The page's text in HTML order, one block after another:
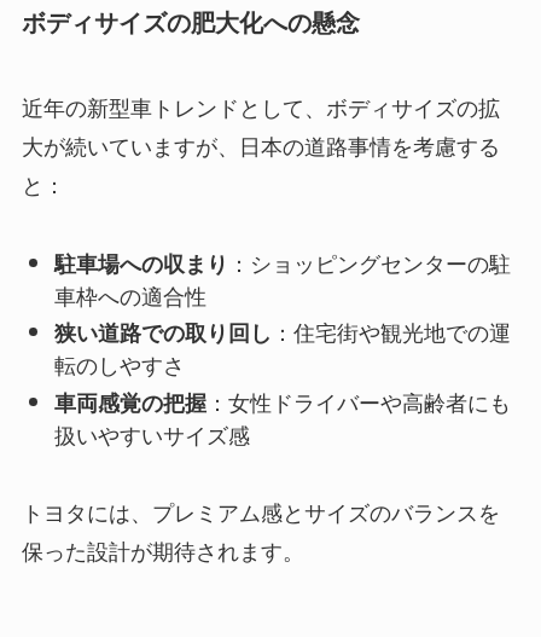
ボディサイズの肥大化への懸念
近年の新型車トレンドとして、ボディサイズの拡
大が続いていますが、日本の道路事情を考慮する
と：
駐車場への収まり ：ショッピングセンターの駐
車枠への適合性
狭い道路での取り回し ：住宅街や観光地での運
転のしやすさ
車両感覚の把握：女性ドライバーや高齢者にも
扱いやすいサイズ感
トヨタには、プレミアム感とサイズのバランスを
保った設計が期待されます。